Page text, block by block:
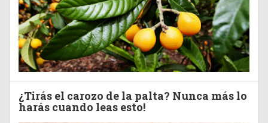
¿Tirás el carozo de la palta? Nunca más lo
harás cuando leas esto!